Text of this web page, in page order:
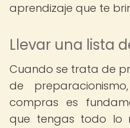
aprendizaje que te
Llevar una lista
Cuando se trata de
de
compras es
que tengas todo lo